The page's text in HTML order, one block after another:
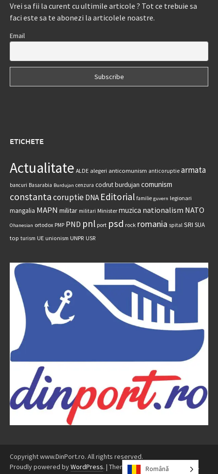
Vrei sa fii la curent cu ultimile articole ? Tot ce trebuie sa
faci este sa te abonezi la articolele noastre.
Email
ETICHETE
Actualitate ALDE alegeri anticomunism anticoruptie armata
bancuri Basarabia Burdujan cenzura codrut burdujan comunism
constantacoruptie DNA Editorial familie guvern legionari
mangalia MAPN militar militari Minister muzica nationalism NATO
Ohanesian ortodox PMP PND pnl port psd rock romania spital SRI SUA
top turism UE unionism UNPR USR
Copyright www.DinPort.ro. All rights reserved.
Proudly powered byWordPress. | Theme: Awaken byThemezHut .
Română